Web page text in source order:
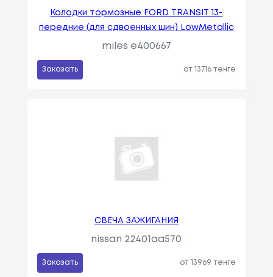
Колодки тормозные FORD TRANSIT 13-
передние (для сдвоенных шин) LowMetallic
miles e400667
Заказать от 13716 тенге
СВЕЧА ЗАЖИГАНИЯ
nissan 22401aa570
Заказать от 13969 тенге